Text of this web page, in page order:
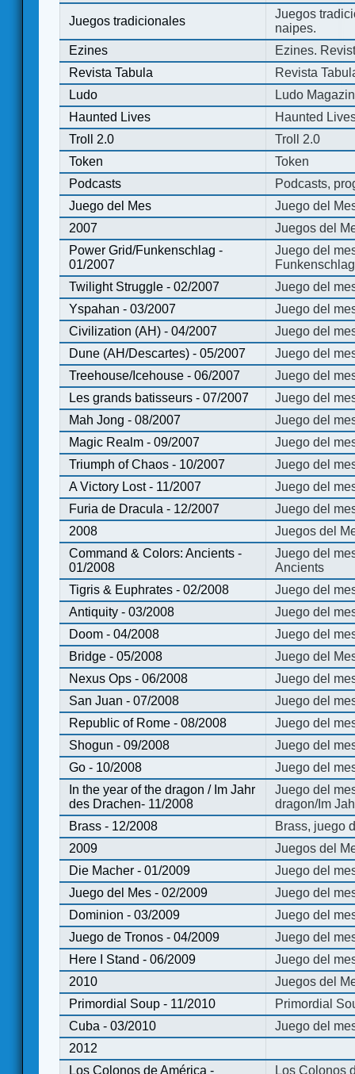
Juegos tradicionales
Juegos
naipes.
Ezines
Ezines.
Revista Tabula
Revista
Ludo
Ludo
Haunted Lives
Haunted
Troll 2.0
Troll 2.0
Token
Token
Podcasts
Podcasts,
Juego del Mes
Juego del
2007
Juegos del
Power Grid/Funkenschlag -
01/2007
Juego del
Twilight Struggle - 02/2007
Juego del
Yspahan - 03/2007
Juego del
Civilization (AH) - 04/2007
Juego del
Dune (AH/Descartes) - 05/2007
Juego del
Treehouse/Icehouse - 06/2007
Juego del
Les grands batisseurs - 07/2007
Juego del
Mah Jong - 08/2007
Juego del
Magic Realm - 09/2007
Juego del
Triumph of Chaos - 10/2007
Juego del
A Victory Lost - 11/2007
Juego del
Furia de Dracula - 12/2007
Juego del
2008
Juegos del
Command & Colors: Ancients -
01/2008
Juego del
Ancients
Tigris & Euphrates - 02/2008
Juego del
Antiquity - 03/2008
Juego del
Doom - 04/2008
Juego del
Bridge - 05/2008
Juego del
Nexus Ops - 06/2008
Juego del
San Juan - 07/2008
Juego del
Republic of Rome - 08/2008
Juego del
Shogun - 09/2008
Juego del
Go - 10/2008
Juego del
In the year of the dragon / Im Jahr
des Drachen- 11/2008
Juego del
dragon/Im
Brass - 12/2008
Brass, juego
2009
Juegos del
Die Macher - 01/2009
Juego del
Juego del Mes - 02/2009
Juego del
Dominion - 03/2009
Juego del
Juego de Tronos - 04/2009
Juego del
Here I Stand - 06/2009
Juego del
2010
Juegos del
Primordial Soup - 11/2010
Primordial
Cuba - 03/2010
Juego del
2012
Los Colonos de América -
Los Colonos